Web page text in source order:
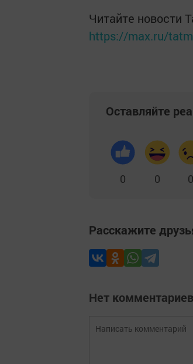
Читайте новости
https://max.ru/
Оставляйте
0 0 0
Расскажите
Нет комментариев